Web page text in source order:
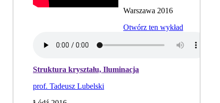
Warszawa 2016
Otwórz ten wykład
Struktura kryształu, Iluminacja
prof. Tadeusz Lubelski